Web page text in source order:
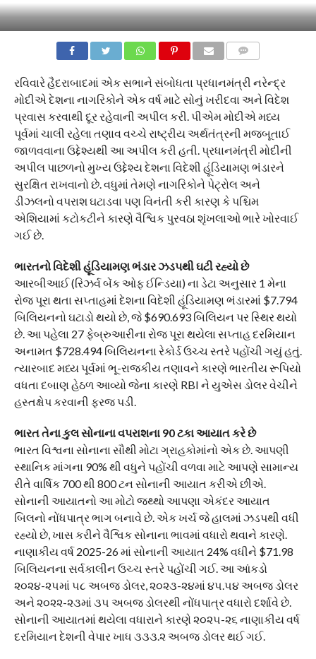
રવિવારે હૈદરાબાદમાં એક સભાને સંબોધતા પ્રધાનમંત્રી નરેન્દ્ર
મોદીએ દેશના નાગરિકોને એક વર્ષ માટે સોનું ખરીદવા અને વિદેશ
પ્રવાસ કરવાથી દૂર રહેવાની અપીલ કરી. પીએમ મોદીએ મધ્ય
પૂર્વમાં ચાલી રહેલા તણાવ વચ્ચે રાષ્ટ્રીય અર્થતંત્રની મજબૂતાઈ
જાળવવાના ઉદ્દેશ્યથી આ અપીલ કરી હતી. પ્રધાનમંત્રી મોદીની
અપીલ પાછળનો મુખ્ય ઉદ્દેશ્ય દેશના વિદેશી હૂંડિયામણ ભંડારને
સુરક્ષિત રાખવાનો છે. વધુમાં તેમણે નાગરિકોને પેટ્રોલ અને
ડીઝલનો વપરાશ ઘટાડવા પણ વિનંતી કરી કારણ કે પશ્ચિમ
એશિયામાં કટોકટીને કારણે વૈશ્વિક પુરવઠા શૃંખલાઓ ભારે ખોરવાઈ
ગઈ છે.
ભારતનો વિદેશી હૂંડિયામણ ભંડાર ઝડપથી ઘટી રહ્યો છે
આરબીઆઈ (રિઝર્વ બેંક ઓફ ઈન્ડિયા) ના ડેટા અનુસાર 1 મેના
રોજ પૂરા થતા સપ્તાહમાં દેશના વિદેશી હૂંડિયામણ ભંડારમાં $7.794
બિલિયનનો ઘટાડો થયો છે, જે $690.693 બિલિયન પર સ્થિર થયો
છે. આ પહેલા 27 ફેબ્રુઆરીના રોજ પૂરા થયેલા સપ્તાહ દરમિયાન
અનામત $728.494 બિલિયનના રેકોર્ડ ઉચ્ચ સ્તરે પહોંચી ગયું હતું.
ત્યારબાદ મધ્ય પૂર્વમાં ભૂ-રાજકીય તણાવને કારણે ભારતીય રૂપિયો
વધતા દબાણ હેઠળ આવ્યો જેના કારણે RBI ને યુએસ ડોલર વેચીને
હસ્તક્ષેપ કરવાની ફરજ પડી.
ભારત તેના કુલ સોનાના વપરાશના 90 ટકા આયાત કરે છે
ભારત વિશ્વના સોનાના સૌથી મોટા ગ્રાહકોમાંનો એક છે. આપણી
સ્થાનિક માંગના 90% થી વધુને પહોંચી વળવા માટે આપણે સામાન્ય
રીતે વાર્ષિક 700 થી 800 ટન સોનાની આયાત કરીએ છીએ.
સોનાની આયાતનો આ મોટો જથ્થો આપણા એકંદર આયાત
બિલનો નોંધપાત્ર ભાગ બનાવે છે. એક ખર્ચ જે હાલમાં ઝડપથી વધી
રહ્યો છે, ખાસ કરીને વૈશ્વિક સોનાના ભાવમાં વધારો થવાને કારણે.
નાણાકીય વર્ષ 2025-26 માં સોનાની આયાત 24% વધીને $71.98
બિલિયનના સર્વકાલીન ઉચ્ચ સ્તરે પહોંચી ગઈ. આ આંકડો
૨૦૨૪-૨૫માં ૫૮ અબજ ડોલર, ૨૦૨૩-૨૪માં ૪૫.૫૪ અબજ ડોલર
અને ૨૦૨૨-૨૩માં ૩૫ અબજ ડોલરથી નોંધપાત્ર વધારો દર્શાવે છે.
સોનાની આયાતમાં થયેલા વધારાને કારણે ૨૦૨૫-૨૬ નાણાકીય વર્ષ
દરમિયાન દેશની વેપાર ખાધ ૩૩૩.૨ અબજ ડોલર થઈ ગઈ.